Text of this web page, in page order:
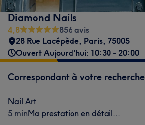
Diamond Nails
4,8
856 avis
28 Rue Lacépède, Paris, 75005
Ouvert Aujourd'hui: 10:30 - 20:00
Correspondant à votre recherche
Nail Art
5 minMa prestation en détail...